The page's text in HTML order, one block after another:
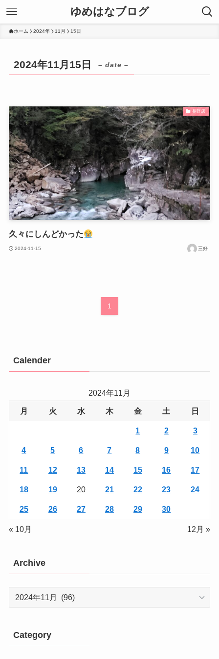
ゆめはなブログ
ホーム 2024年 11月 15日
2024年11月15日 – date –
長野店
久々にしんどかった
2024-11-15 三好
1
Calender
2024年11月
月 火 水 木 金 土 日
1 2 3
4 5 6 7 8 9 10
11 12 13 14 15 16 17
18 19 20 21 22 23 24
25 26 27 28 29 30
« 10月 12月 »
Archive
Archive
Category